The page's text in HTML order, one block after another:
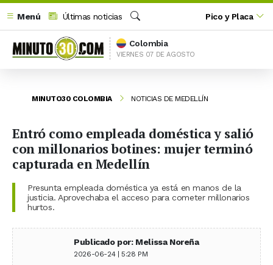
Menú
Últimas noticias
Buscar
Pico y Placa
Colombia
VIERNES 07 DE AGOSTO
MINUTO30 COLOMBIA NOTICIAS DE MEDELLÍN
Entró como empleada doméstica y salió
con millonarios botines: mujer terminó
capturada en Medellín
Presunta empleada doméstica ya está en manos de la
justicia. Aprovechaba el acceso para cometer millonarios
hurtos.
Publicado por: Melissa Noreña
2026-06-24 | 5:28 PM